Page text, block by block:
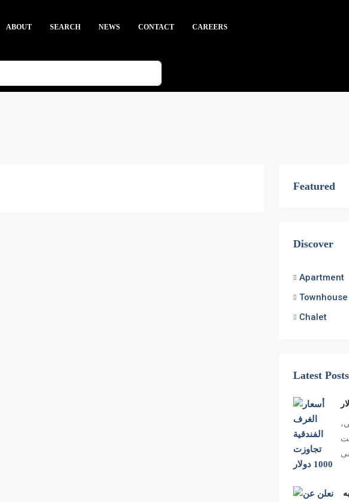
ABOUT SEARCH NEWS CONTACT CAREERS
Featured
Discover
Apartment
Townhouse
Chalet
Latest Posts
جنيه